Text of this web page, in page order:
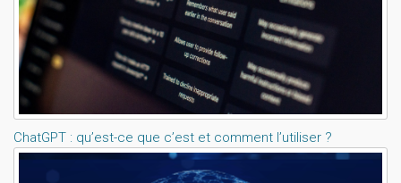
ChatGPT : qu’est-ce que c’est et comment l’utiliser ?